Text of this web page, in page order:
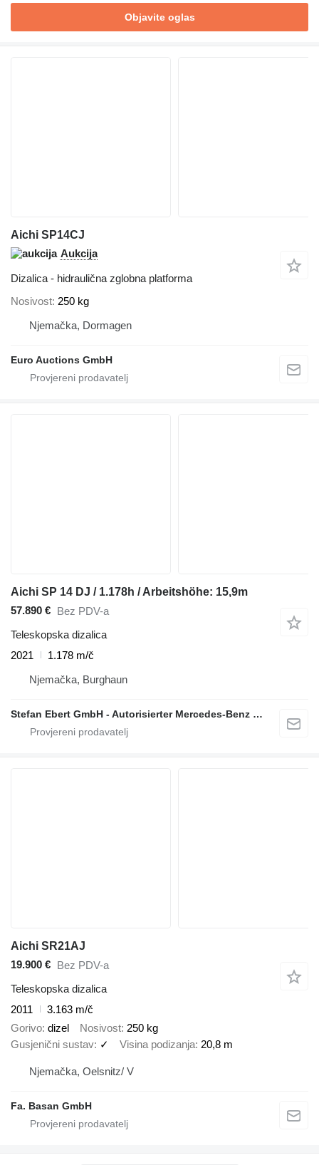
Objavite oglas
Aichi SP14CJ
Aukcija
Dizalica - hidraulična zglobna platforma
Nosivost 250 kg
Njemačka, Dormagen
Euro Auctions GmbH
Aichi SP 14 DJ / 1.178h / Arbeitshöhe: 15,9m
57.890 € Bez PDV-a
Teleskopska dizalica
2021
1.178 m/č
Njemačka, Burghaun
Stefan Ebert GmbH - Autorisierter Mercedes-Benz Servicepartner
Aichi SR21AJ
19.900 € Bez PDV-a
Teleskopska dizalica
2011
3.163 m/č
Gorivo dizel Nosivost 250 kg
Gusjenični sustav ✓ Visina podizanja 20,8 m
Njemačka, Oelsnitz/ V
Fa. Basan GmbH